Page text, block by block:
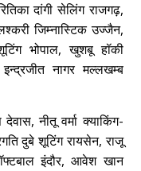
दांगी सेलिंग राजगढ़,
जिम्नास्टिक उज्जैन,
भोपाल, खुशबू हॉकी
इन्द्रजीत नागर मल्लखम्ब
नीतू वर्मा क्याकिंग-
दुबे शूटिंग रायसेन, राजू
इंदौर, आवेश खान